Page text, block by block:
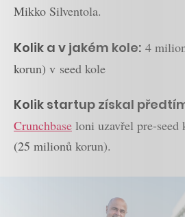
Mikko Silventola.
Kolik a v jakém kole: 4
korun) v seed kole
Kolik startup získal
Crunchbase loni uzavřel pre-
(25 milionů korun).